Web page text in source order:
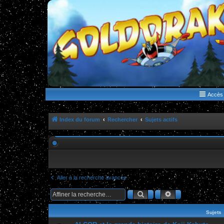
WWW.GOLDORAKGO.COM
le site de la Lune Rouge
Accès
Index du forum Rechercher Sujets actifs
Aller à la recherche avancée
RechercherRecherche
Sujets